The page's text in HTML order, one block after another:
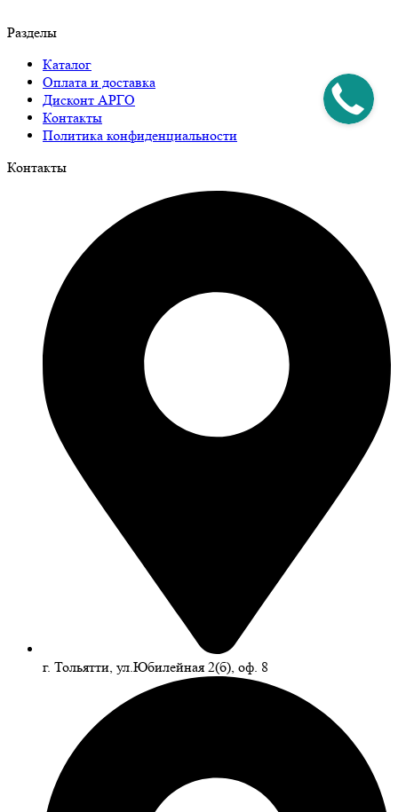
Разделы
Каталог
Оплата и доставка
Дисконт АРГО
Контакты
Политика конфиденциальности
Контакты
г. Тольятти, ул.Юбилейная 2(б), оф. 8